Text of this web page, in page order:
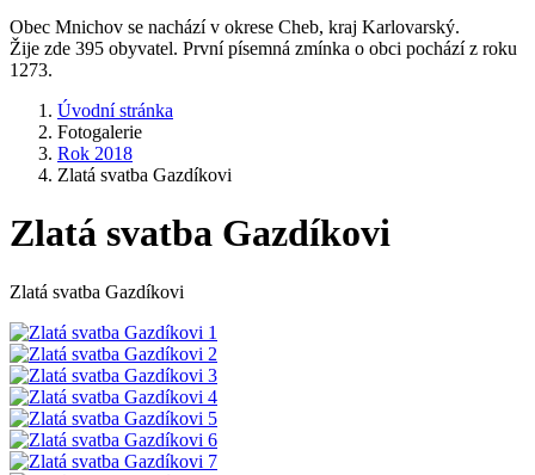
Obec Mnichov se nachází v okrese Cheb, kraj Karlovarský.
Žije zde 395 obyvatel. První písemná zmínka o obci pochází z roku
1273.
Úvodní stránka
Fotogalerie
Rok 2018
Zlatá svatba Gazdíkovi
Zlatá svatba Gazdíkovi
Zlatá svatba Gazdíkovi